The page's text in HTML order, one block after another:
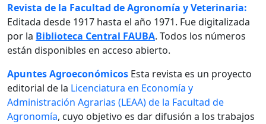
Revista de la Facultad de Agronomía y Veterinaria:
Editada desde 1917 hasta el año 1971. Fue digitalizada
por la Biblioteca Central FAUBA. Todos los números
están disponibles en acceso abierto.
Apuntes Agroeconómicos Esta revista es un proyecto
editorial de la Licenciatura en Economía y
Administración Agrarias (LEAA) de la Facultad de
Agronomía, cuyo objetivo es dar difusión a los trabajos